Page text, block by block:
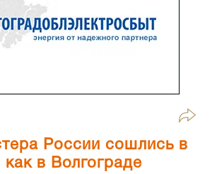
России сошлись в
как в Волгограде